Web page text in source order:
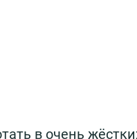
в очень